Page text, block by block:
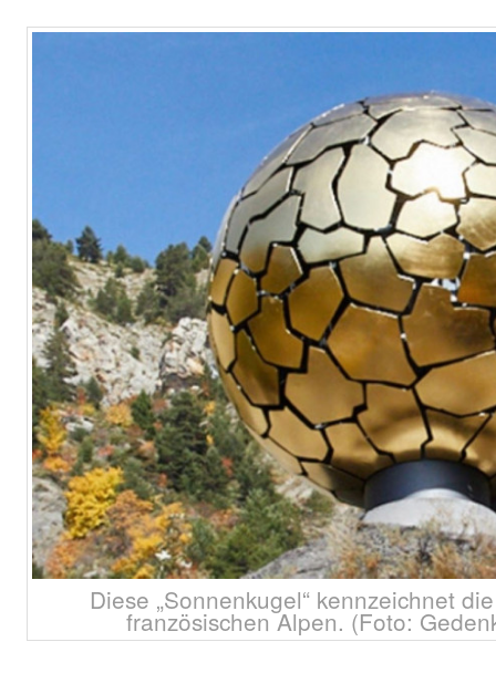
Diese „Sonnenkugel“ kennzeichnet
französischen Alpen. (Foto: